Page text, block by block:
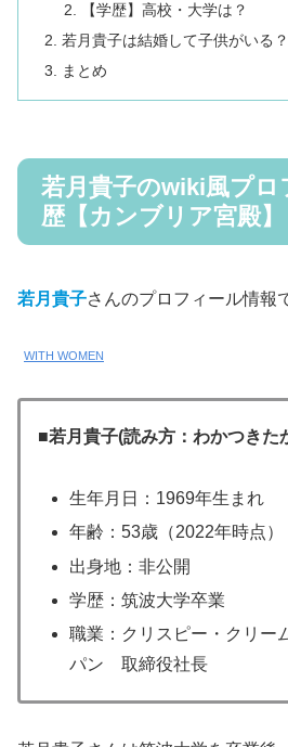
【学歴】高校・大学は？
若月貴子は結婚して子供がいる
まとめ
若月貴子のwiki風プロ
歴【カンブリア宮殿】
若月貴子さんのプロフィール情報
WITH WOMEN
■若月貴子(読み方：わかつきた
生年月日：1969年生まれ
年齢：53歳（2022年時点）
出身地：非公開
学歴：筑波大学卒業
職業：クリスピー・クリー
パン 取締役社長